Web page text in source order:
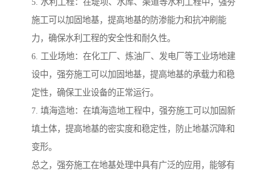
5. 水利工程：在堤坝、水库、渠道等水利工程中，强夯
施工可以加固地基，提高地基的防渗能力和抗冲刷能
力，确保水利工程的安全性和耐久性。
6. 工业场地：在化工厂、炼油厂、发电厂等工业场地建
设中，强夯施工可以加固地基，提高地基的承载力和稳
定性，确保工业设备的正常运行。
7. 填海造地：在填海造地工程中，强夯施工可以加固新
填土体，提高地基的密实度和稳定性，防止地基沉降和
变形。
总之，强夯施工在地基处理中具有广泛的应用，能够有